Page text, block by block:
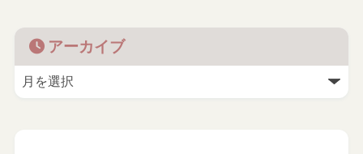
アーカイブ